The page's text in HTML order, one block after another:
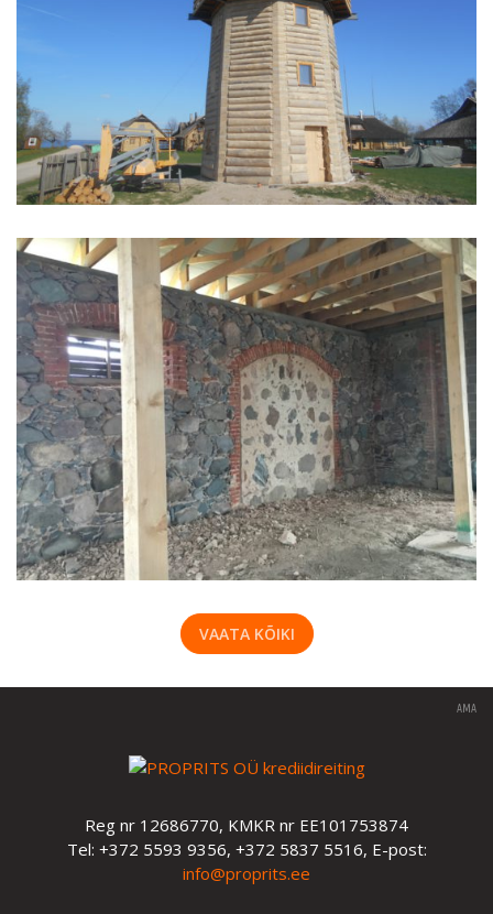
VAATA KÕIKI
Reg nr 12686770, KMKR nr EE101753874
Tel: +372 5593 9356, +372 5837 5516, E-post:
info@proprits.ee
AMA